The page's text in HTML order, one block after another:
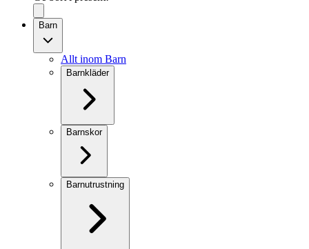
Barn
Allt inom Barn
Barnkläder
Barnskor
Barnutrustning